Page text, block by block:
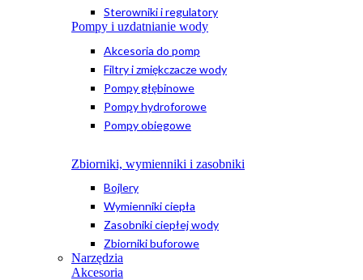
Sterowniki i regulatory
Pompy i uzdatnianie wody
Akcesoria do pomp
Filtry i zmiękczacze wody
Pompy głębinowe
Pompy hydroforowe
Pompy obiegowe
Zbiorniki, wymienniki i zasobniki
Bojlery
Wymienniki ciepła
Zasobniki ciepłej wody
Zbiorniki buforowe
Narzędzia
Akcesoria